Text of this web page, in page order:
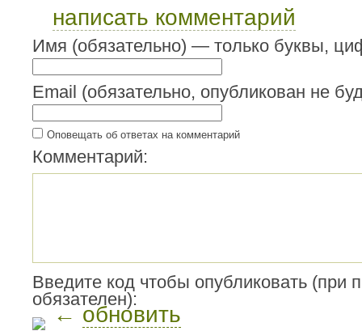
написать комментарий
Имя (обязательно) — только буквы,
Email (обязательно, опубликован не
Оповещать об ответах на комментарий
Комментарий:
Введите код чтобы опубликовать (при
обязателен):
← обновить